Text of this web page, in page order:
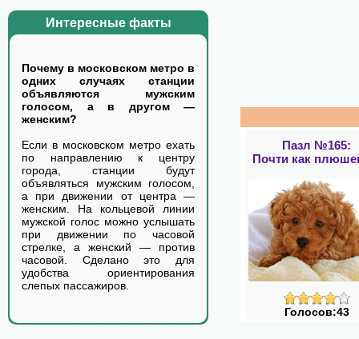
Интересные факты
Почему в московском метро в
одних случаях станции
объявляются мужским
голосом, а в другом —
женским?
Если в московском метро ехать
по направлению к центру
города, станции будут
объявляться мужским голосом,
а при движении от центра —
женским. На кольцевой линии
мужской голос можно услышать
при движении по часовой
стрелке, а женский — против
часовой. Сделано это для
удобства ориентирования
слепых пассажиров.
Пазл №165:
Почти как
Голосов:43